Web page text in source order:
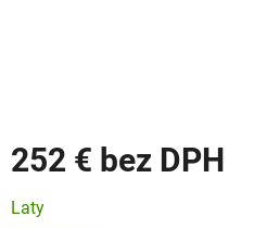
252 €
cena:
Laty